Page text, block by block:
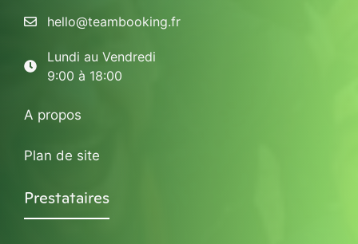
hello@teambooking.fr
Lundi au Vendredi
9:00 à 18:00
A propos
Plan de site
Prestataires